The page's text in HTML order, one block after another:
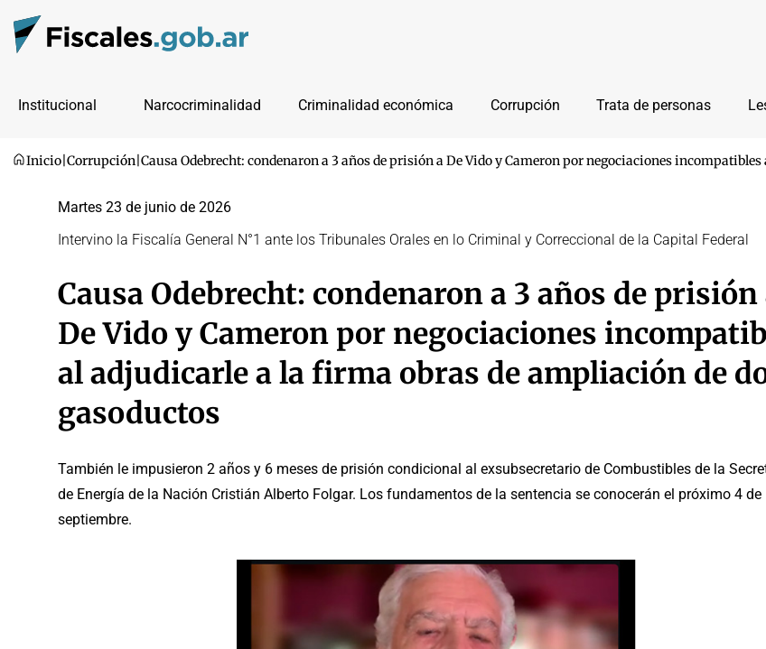
Institucional Narcocriminalidad Criminalidad económica Corrupción Trata de personas
Inicio Corrupción Causa Odebrecht: condenaron a 3 años de prisión a De Vido y Cameron por negociaciones
Martes 23 de junio de 2026
Intervino la Fiscalía General N°1 ante los Tribunales Orales en lo Criminal y Correccional de la Capital Federal
Causa Odebrecht: condenaron a 3 años de prisión
De Vido y Cameron por negociaciones
al adjudicarle a la firma obras de ampliación de
gasoductos
También le impusieron 2 años y 6 meses de prisión condicional al exsubsecretario de Combustibles de la
de Energía de la Nación Cristián Alberto Folgar. Los fundamentos de la sentencia se conocerán el próximo 4 de
septiembre.